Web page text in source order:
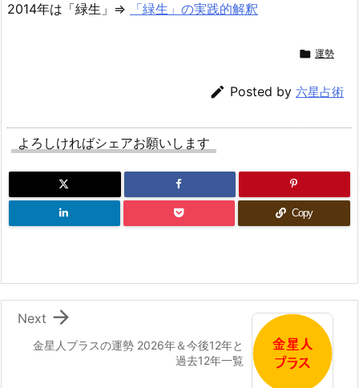
2014年は「緑生」⇒ 「緑生」の実践的解釈
 運勢
 Posted by 六星占術
よろしければシェアお願いします
Copy
金星人プラスの運勢 2026年＆今後12年と
過去12年一覧

Next